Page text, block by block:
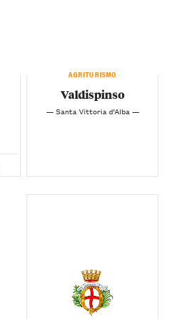
AGRITURISMO
Valdispinso
— Santa Vittoria d’Alba —